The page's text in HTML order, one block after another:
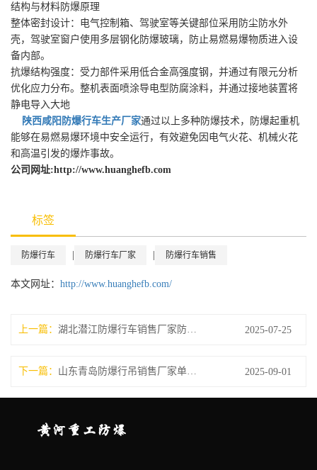
结构与材料防爆原理
整体密封设计：电气控制箱、驾驶室等关键部位采用防尘防水外
壳，驾驶室窗户使用多层钢化防爆玻璃，防止易燃易爆物质进入设
备内部。
抗爆结构强度：受力部件采用低合金高强度钢，并通过有限元分析
优化应力分布。整机表面喷涂导电型防腐涂料，并通过接地装置将
静电导入大地
陕西咸阳防爆行车生产厂家通过以上多种防爆技术，防爆起重机
能够在易燃易爆环境中安全运行，有效避免因电气火花、机械火花
和高温引发的爆炸事故。
公司网址:http://www.huanghefb.com
标签
防爆行车 | 防爆行车厂家 | 防爆行车销售
本文网址： http://www.huanghefb.com/
上一篇： 2025-07-25
下一篇： 2025-09-01